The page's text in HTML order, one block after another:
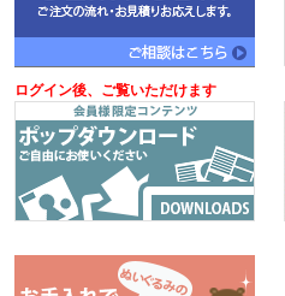
ログイン後、ご覧いただけます